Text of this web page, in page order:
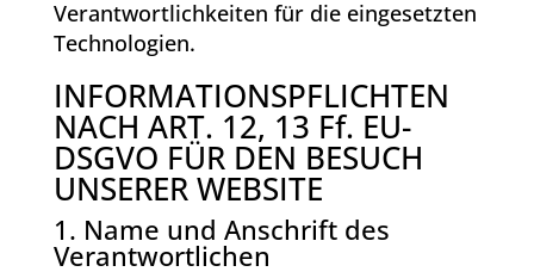
Verantwortlichkeiten für die eingesetzten
Technologien.
INFORMATIONSPFLICHTEN
NACH ART. 12, 13 Ff. EU-
DSGVO FÜR DEN BESUCH
UNSERER WEBSITE
1. Name und Anschrift des
Verantwortlichen